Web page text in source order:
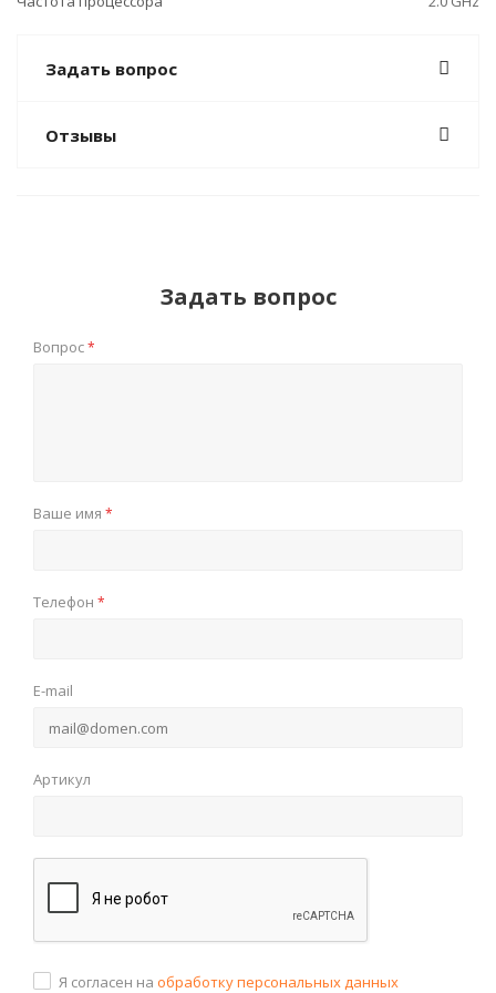
Задать вопрос
Отзывы
Задать вопрос
Вопрос*
Ваше имя *
Телефон *
E-mail
Артикул
Я согласен на обработку персональных данных